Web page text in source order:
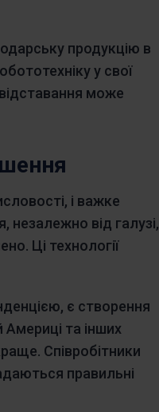
продукцію в
у свої
відставання може
і важке
від галузі,
Ці технології
є створення
Америці та інших
Співробітники
правильні